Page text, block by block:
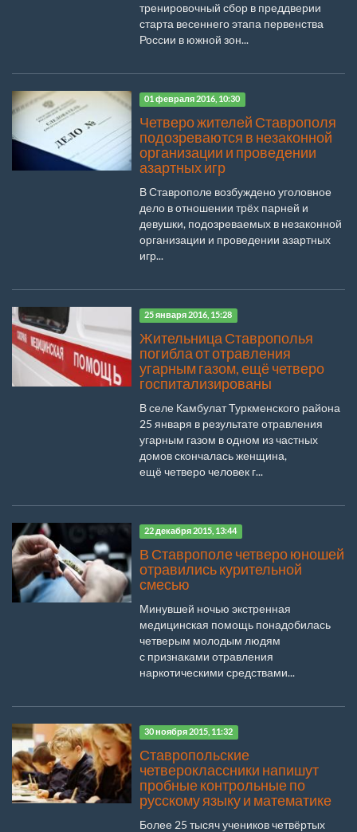
тренировочный сбор в преддверии
старта весеннего этапа первенства
России в южной зон...
01 февраля 2016, 10:30
Четверо жителей Ставрополя
подозреваются в незаконной
организации и проведении
азартных игр
В Ставрополе возбуждено уголовное
дело в отношении трёх парней и
девушки, подозреваемых в незаконной
организации и проведении азартных
игр...
25 января 2016, 15:28
Жительница Ставрополья
погибла от отравления
угарным газом, ещё четверо
госпитализированы
В селе Камбулат Туркменского района
25 января в результате отравления
угарным газом в одном из частных
домов скончалась женщина,
ещё четверо человек г...
22 декабря 2015, 13:44
В Ставрополе четверо юношей
отравились курительной
смесью
Минувшей ночью экстренная
медицинская помощь понадобилась
четверым молодым людям
с признаками отравления
наркотическими средствами...
30 ноября 2015, 11:32
Ставропольские
четвероклассники напишут
пробные контрольные по
русскому языку и математике
Более 25 тысяч учеников четвёртых